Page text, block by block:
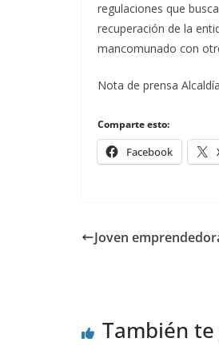
regulaciones que
recuperación de la
mancomunado con
Nota de prensa
Comparte esto:
Facebook
Joven
También